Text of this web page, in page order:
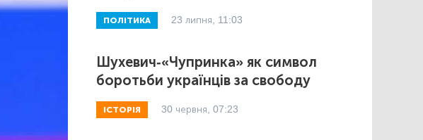
ПОЛІТИКА 23 липня, 11:03
Шухевич-«Чупринка» як символ
боротьби українців за свободу
ІСТОРІЯ 30 червня, 07:23